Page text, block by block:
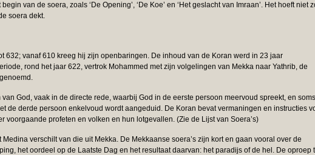
van de soera, zoals ‘De Opening’, ‘De Koe’ en ‘Het geslacht van Imraan’. Het hoeft niet
soera dekt.
632; vanaf 610 kreeg hij zijn openbaringen. De inhoud van de Koran werd in 23 jaar
rond het jaar 622, vertrok Mohammed met zijn volgelingen van Mekka naar Yathrib, de
God, vaak in de directe rede, waarbij God in de eerste persoon meervoud spreekt, en
de derde persoon enkelvoud wordt aangeduid. De Koran bevat vermaningen en instructies
voorgaande profeten en volken en hun lotgevallen. (Zie de Lijst van Soera’s)
verschilt van die uit Mekka. De Mekkaanse soera’s zijn kort en gaan vooral over de
het oordeel op de Laatste Dag en het resultaat daarvan: het paradijs of de hel. De oproep